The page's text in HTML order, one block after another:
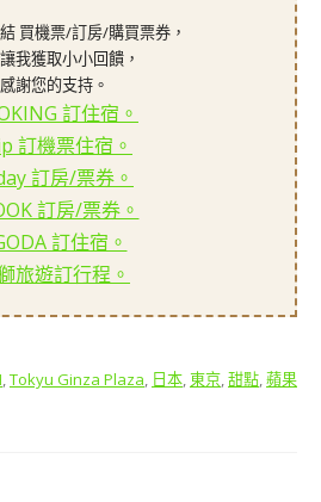
買機票/訂房/購買票券，
我獲取小小回饋，
感謝您的支持。
訂住宿。
訂機票住宿。
訂房/票券。
訂房/票券。
訂住宿。
旅遊訂行程。
,Tokyu Ginza Plaza, 日本,東京,甜點,蘋果